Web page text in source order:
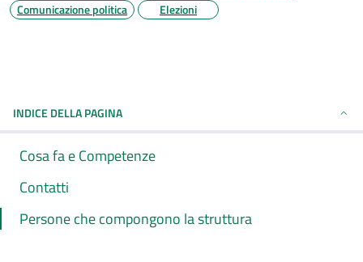
Comunicazione politica
Elezioni
INDICE DELLA PAGINA
Cosa fa e Competenze
Contatti
Persone che compongono la struttura